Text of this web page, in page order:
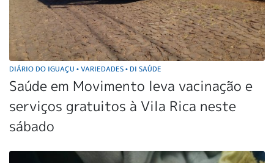
DIÁRIO DO IGUAÇU • VARIEDADES • DI SAÚDE
Saúde em Movimento leva vacinação e
serviços gratuitos à Vila Rica neste
sábado